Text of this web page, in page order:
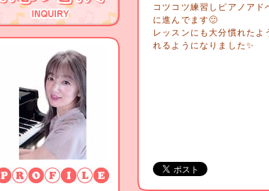
コツコツ練習しピアノアド
に進んでます🙂
レッスンにも大分慣れたよ
れるようになりました✨